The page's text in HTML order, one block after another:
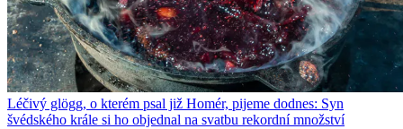
Léčivý glögg, o kterém psal již Homér, pijeme dodnes: Syn
švédského krále si ho objednal na svatbu rekordní množství